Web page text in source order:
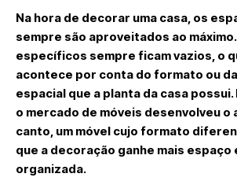
Na hora de decorar uma casa, os
sempre são aproveitados ao
específicos sempre ficam vazios, o
acontece por conta do formato ou
espacial que a planta da casa possui.
o mercado de móveis desenvolveu o
canto, um móvel cujo formato
que a decoração ganhe mais espaço
organizada.